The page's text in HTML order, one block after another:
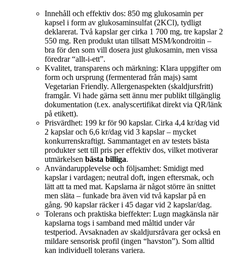
Innehåll och effektiv dos: 850 mg glukosamin per
kapsel i form av glukosaminsulfat (2KCl), tydligt
deklarerat. Två kapslar ger cirka 1 700 mg, tre kapslar 2
550 mg. Ren produkt utan tillsatt MSM/kondroitin –
bra för den som vill dosera just glukosamin, men vissa
föredrar “allt‑i‑ett”.
Kvalitet, transparens och märkning: Klara uppgifter om
form och ursprung (fermenterad från majs) samt
Vegetarian Friendly. Allergenaspekten (skaldjursfritt)
framgår. Vi hade gärna sett ännu mer publikt tillgänglig
dokumentation (t.ex. analyscertifikat direkt via QR/länk
på etikett).
Prisvärdhet: 199 kr för 90 kapslar. Cirka 4,4 kr/dag vid
2 kapslar och 6,6 kr/dag vid 3 kapslar – mycket
konkurrenskraftigt. Sammantaget en av testets bästa
produkter sett till pris per effektiv dos, vilket motiverar
utmärkelsen bästa billiga.
Användarupplevelse och följsamhet: Smidigt med
kapslar i vardagen; neutral doft, ingen eftersmak, och
lätt att ta med mat. Kapslarna är något större än snittet
men släta – funkade bra även vid två kapslar på en
gång. 90 kapslar räcker i 45 dagar vid 2 kapslar/dag.
Tolerans och praktiska bieffekter: Lugn magkänsla när
kapslarna togs i samband med måltid under vår
testperiod. Avsaknaden av skaldjursråvara ger också en
mildare sensorisk profil (ingen “havston”). Som alltid
kan individuell tolerans variera.